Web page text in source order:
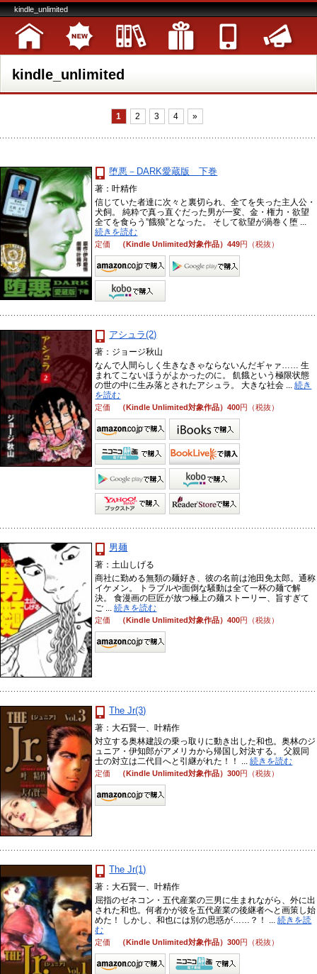
kindle_unlimited
kindle_unlimited
1 2 3 4 »
堕悪－DARK愛蔵版 下巻
著：叶精作
信じていた者達に次々と裏切られ、全てを失った主人公・
犬飼。 純粋で真っ直ぐだった男が一変、金・権力・欲望
全てを食らう”餓狼”となった。 そして欲望が渦巻く堕 ...
続きを読む
定価 （Kindle Unlimited対象作品）449円（税抜）
アシュラ(2)
著：ジョージ秋山
なんで人間らしく生きなきゃならないんだギャァ…… 生
まれてこないほうがよかったのに。 飢餓という極限状態
の世の中に生み落とされたアシュラ。 大きな社会 ...続き
を読む
定価 （Kindle Unlimited対象作品）400円（税抜）
男麺
著：土山しげる
商社に勤める無類の麺好き、彼の名前は池田免太郎。通称
イケメン。 トラブルや面倒な騒動は全て一杯の麺で解
決。 食漫画の巨匠が放つ極上の麺ストーリー、旨すぎて
ご ...続きを読む
定価 （Kindle Unlimited対象作品）400円（税抜）
The Jr(3)
著：大石賢一、叶精作
対立する奥林建設の乗っ取りに動き出した和也。奥林のジ
ュニア・伊知郎がアメリカから帰国し対決する。 父親同
士の対立は二代目へと引継がれた！！ ...続きを読む
定価 （Kindle Unlimited対象作品）300円（税抜）
The Jr(1)
著：大石賢一、叶精作
屈指のゼネコン・五代産業の三男に生まれながら、外に出
された和也。何者かが彼を五代産業の後継者へと画策し始
めた！ しかし、和也には別の思惑が……？！ ...続きを読
む
定価 （Kindle Unlimited対象作品）300円（税抜）